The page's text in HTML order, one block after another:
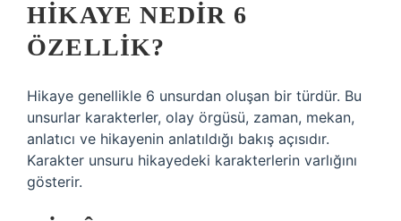
HIKAYE NEDIR 6
ÖZELLIK?
Hikaye genellikle 6 unsurdan oluşan bir türdür. Bu
unsurlar karakterler, olay örgüsü, zaman, mekan,
anlatıcı ve hikayenin anlatıldığı bakış açısıdır.
Karakter unsuru hikayedeki karakterlerin varlığını
gösterir.